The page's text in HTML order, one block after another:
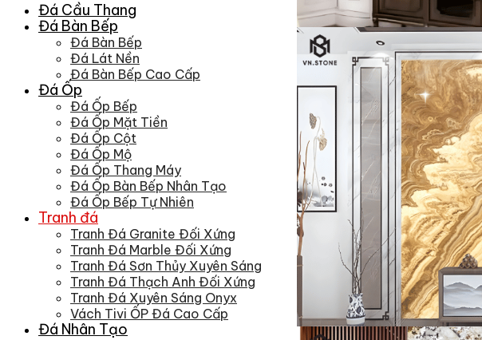
Đá Cầu Thang
Đá Bàn Bếp
Đá Bàn Bếp
Đá Lát Nền
Đá Bàn Bếp Cao Cấp
Đá Ốp
Đá Ốp Bếp
Đá Ốp Mặt Tiền
Đá Ốp Cột
Đá Ốp Mộ
Đá Ốp Thang Máy
Đá Ốp Bàn Bếp Nhân Tạo
Đá Ốp Bếp Tự Nhiên
Tranh đá
Tranh Đá Granite Đối Xứng
Tranh Đá Marble Đối Xứng
Tranh Đá Sơn Thủy Xuyên Sáng
Tranh Đá Thạch Anh Đối Xứng
Tranh Đá Xuyên Sáng Onyx
Vách Tivi ỐP Đá Cao Cấp
Đá Nhân Tạo